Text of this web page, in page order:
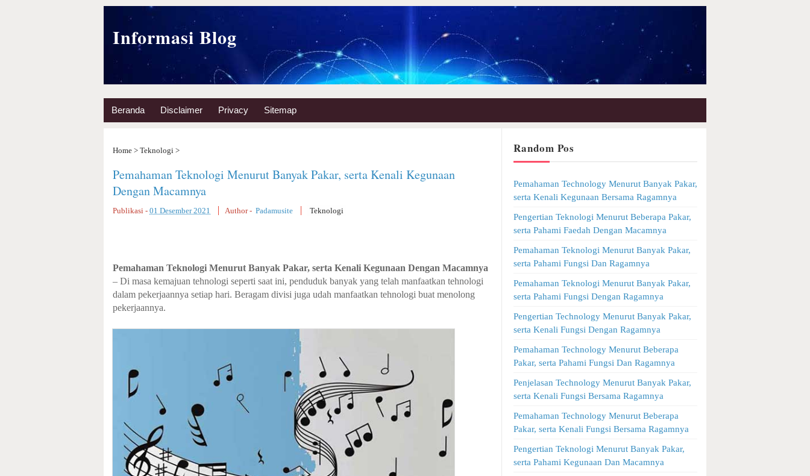
Informasi Blog
Beranda Disclaimer Privacy Sitemap
Home > Teknologi >
Pemahaman Teknologi Menurut Banyak Pakar, serta Kenali Kegunaan
Dengan Macamnya
Publikasi - 01 Desember 2021 Author - Padamusite Teknologi
Pemahaman Teknologi Menurut Banyak Pakar, serta Kenali Kegunaan Dengan Macamnya
– Di masa kemajuan tehnologi seperti saat ini, penduduk banyak yang telah manfaatkan tehnologi
dalam pekerjaannya setiap hari. Beragam divisi juga udah manfaatkan tehnologi buat menolong
pekerjaannya.
Random Pos
Pemahaman Technology Menurut Banyak Pakar,
serta Kenali Kegunaan Bersama Ragamnya
Pengertian Teknologi Menurut Beberapa Pakar,
serta Pahami Faedah Dengan Macamnya
Pemahaman Teknologi Menurut Banyak Pakar,
serta Pahami Fungsi Dan Ragamnya
Pemahaman Teknologi Menurut Banyak Pakar,
serta Pahami Fungsi Dengan Ragamnya
Pengertian Technology Menurut Banyak Pakar,
serta Kenali Fungsi Dengan Ragamnya
Pemahaman Technology Menurut Beberapa
Pakar, serta Pahami Fungsi Dan Ragamnya
Penjelasan Technology Menurut Banyak Pakar,
serta Kenali Fungsi Bersama Ragamnya
Pemahaman Technology Menurut Beberapa
Pakar, serta Kenali Fungsi Bersama Ragamnya
Pengertian Teknologi Menurut Banyak Pakar,
serta Pahami Kegunaan Dan Macamnya